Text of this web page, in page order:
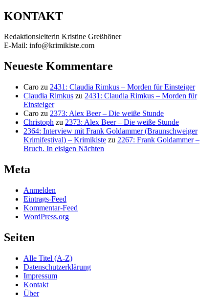
KONTAKT
Redaktionsleiterin Kristine Greßhöner
E-Mail: info@krimikiste.com
Neueste Kommentare
Caro zu 2431: Claudia Rimkus – Morden für Einsteiger
Claudia Rimkus zu 2431: Claudia Rimkus – Morden für
Einsteiger
Caro zu 2373: Alex Beer – Die weiße Stunde
Christoph zu 2373: Alex Beer – Die weiße Stunde
2364: Interview mit Frank Goldammer (Braunschweiger
Krimifestival) – Krimikiste zu 2267: Frank Goldammer –
Bruch. In eisigen Nächten
Meta
Anmelden
Eintrags-Feed
Kommentar-Feed
WordPress.org
Seiten
Alle Titel (A-Z)
Datenschutzerklärung
Impressum
Kontakt
Über